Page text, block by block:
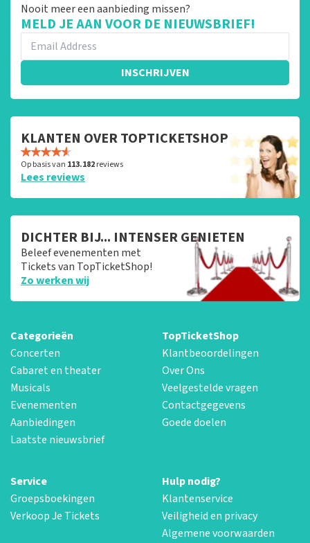
Nooit meer een aanbieding missen?
MELD JE AAN VOOR DE NIEUWSBRIEF!
INSCHRIJVEN
KLANTEN OVER TOPTICKETSHOP
Op basis van 113.182reviews
Lees reviews
DICHTER BIJ... INTENSER GENIETEN
Beleef evenementen met
Tickets van TopTicketShop!
Zo werken wij
Categorieën
Concerten
Cabaret en theater
Musicals
Evenementen
Aanbiedingen
Laatste nieuwsbrief
TopTicketShop
Klantbeoordelingen
Over Ons
Veelgestelde vragen
Contactgegevens
Goede doelen
Service
Groepsboekingen
Verkoop Je Tickets
Hulp nodig?
Klantenservice
Veiligheid en privacy
Algemene voorwaarden